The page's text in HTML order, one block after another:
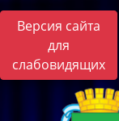
Версия сайта
для
слабовидящих